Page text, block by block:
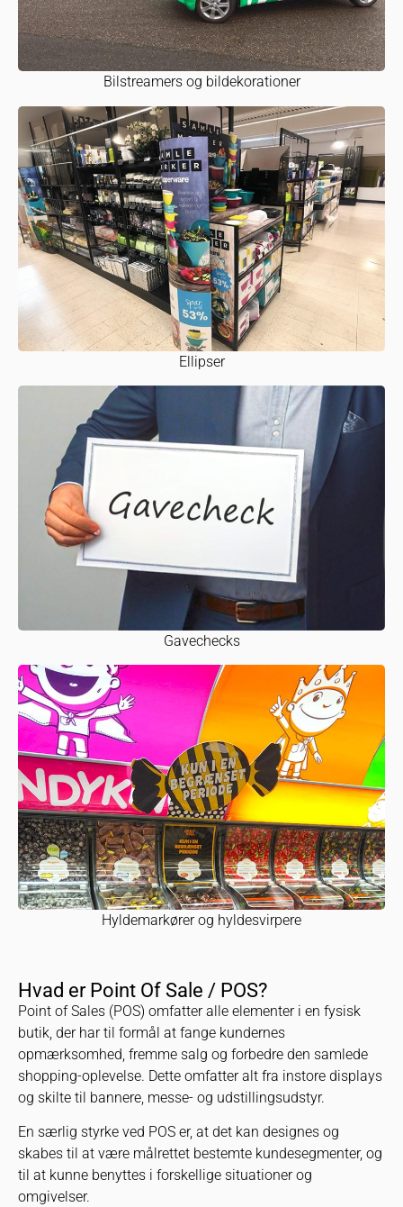
Bilstreamers og bildekorationer
Ellipser
Gavechecks
Hyldemarkører og hyldesvirpere
Hvad er Point Of Sale / POS?
Point of Sales (POS) omfatter alle elementer i en fysisk
butik, der har til formål at fange kundernes
opmærksomhed, fremme salg og forbedre den samlede
shopping-oplevelse. Dette omfatter alt fra instore displays
og skilte til bannere, messe- og udstillingsudstyr.
En særlig styrke ved POS er, at det kan designes og
skabes til at være målrettet bestemte kundesegmenter, og
til at kunne benyttes i forskellige situationer og
omgivelser.